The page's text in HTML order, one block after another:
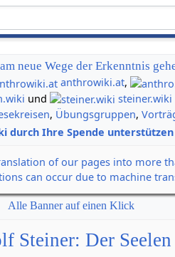
neue Wege der Erkenntnis
anthrowiki.at,
und
steiner.wiki
, Übungsgruppen,
durch Ihre Spende
of our pages into more
can occur due to machine
Alle Banner auf einen Klick
Steiner: Der